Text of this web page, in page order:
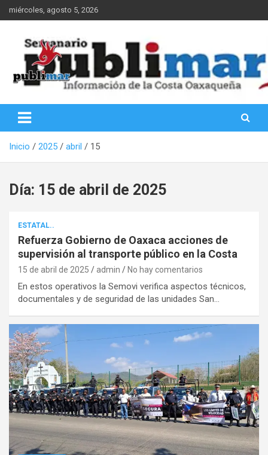
Saltar
al
miércoles, agosto 5, 2026
PubliMar
Inicio 2025 abril 15
Día: 15 de abril de 2025
ESTATAL..
Refuerza Gobierno de Oaxaca acciones de
supervisión al transporte público en la Costa
15 de abril de 2025 admin No hay comentarios
En estos operativos la Semovi verifica aspectos técnicos,
documentales y de seguridad de las unidades San…